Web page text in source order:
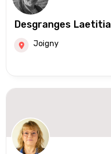
Desgranges Laetitia
Joigny